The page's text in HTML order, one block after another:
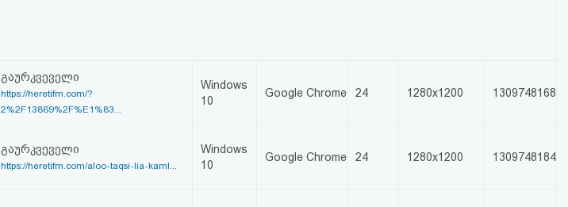
გაურკვეველი
https://heretifm.com/?
2%2F13869%2F%E1%83...
Windows
10
Google Chrome 24 1280x1200 1309748168
გაურკვეველი
https://heretifm.com/aloo-taqsi-lia-kaml...
Windows
10
Google Chrome 24 1280x1200 1309748184